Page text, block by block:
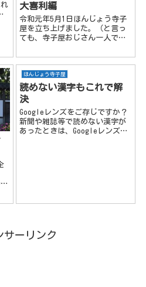
大喜利編
令和元年5月1日ほんじょう寺子
屋を立ち上げました。（と言っ
ても、寺子屋おじさん一人でし
で盛り上げたい！もっと子供達
の笑顔を！という当時の気持ち
は変わりませんし、今後も続け
ていきたいと思っています。
...
ほんじょう寺子屋
読めない漢字もこれで解
決
Googleレンズをご存じですか？
新聞や雑誌等で読めない漢字が
あったときは、Googleレンズで
サーリンク